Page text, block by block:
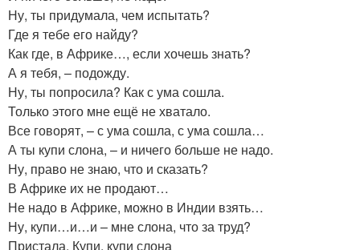
Ну, ты придумала, чем испытать?
Где я тебе его найду?
Как где, в Африке…, если хочешь знать?
А я тебя, – подожду.
Ну, ты попросила? Как с ума сошла.
Только этого мне ещё не хватало.
Все говорят, – с ума сошла, с ума сошла…
А ты купи слона, – и ничего больше не надо.
Ну, право не знаю, что и сказать?
В Африке их не продают…
Не надо в Африке, можно в Индии взять…
Ну, купи…и…и – мне слона, что за труд?
Пристала. Купи, купи слона